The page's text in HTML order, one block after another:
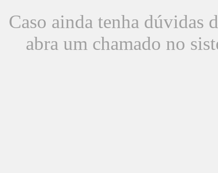
Caso ainda tenha dúvidas
abra um chamado no